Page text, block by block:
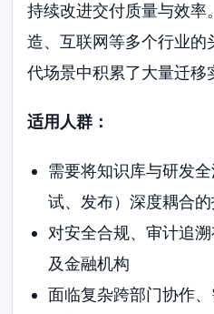
持续改进交付质量与效率
造、互联网等多个行业的
代场景中积累了大量迁移
适用人群：
需要将知识库与研发
试、发布）深度耦合
对安全合规、审计追
及金融机构
面临复杂跨部门协作